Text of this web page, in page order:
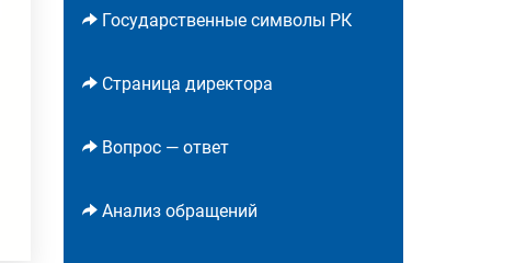
Государственные символы РК
Страница директора
Вопрос — ответ
Анализ обращений